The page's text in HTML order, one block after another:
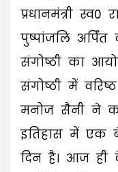
प्रधानमंत्री स्व0
पुष्पांजलि
संगोष्ठी का
संगोष्ठी में
मनोज सैनी ने
इतिहास में एक
दिन है। आज ही